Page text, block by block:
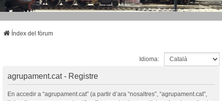
Índex del fòrum
Idioma:
agrupament.cat - Registre
En accedir a “agrupament.cat” (a partir d’ara “nosaltres”, “agrupament.cat”,